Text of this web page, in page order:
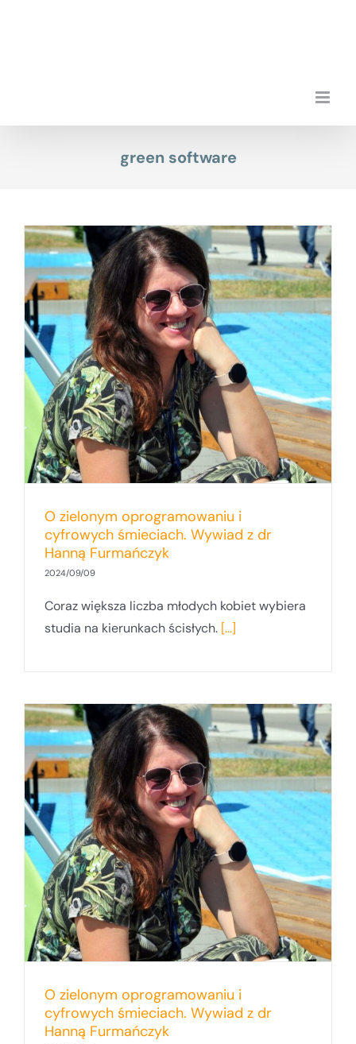
green software
O zielonym oprogramowaniu i
cyfrowych śmieciach. Wywiad z dr
Hanną Furmańczyk
2024/09/09
Coraz większa liczba młodych kobiet wybiera
studia na kierunkach ścisłych. [...]
O zielonym oprogramowaniu i
cyfrowych śmieciach. Wywiad z dr
Hanną Furmańczyk